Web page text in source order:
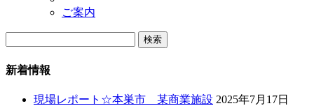
ご案内
新着情報
現場レポート☆本巣市 某商業施設 2025年7月17日